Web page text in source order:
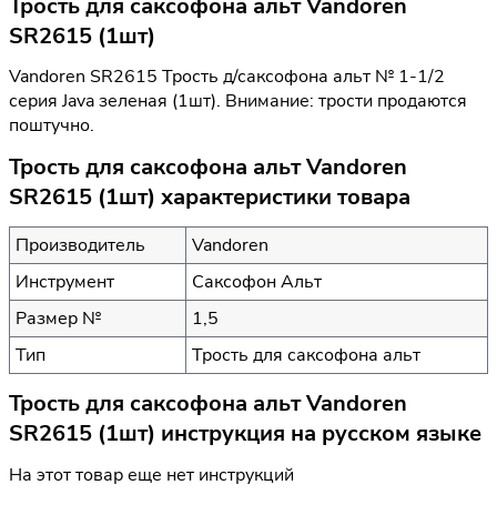
SR2615 (1шт)
Vandoren SR2615 Трость д/саксофона альт № 1-1/2
серия Java зеленая (1шт). Внимание: трости продаются
поштучно.
Трость для саксофона альт Vandoren
SR2615 (1шт) характеристики товара
Производитель
Vandoren
Инструмент
Саксофон Альт
Размер №
1,5
Тип
Трость для саксофона альт
Трость для саксофона альт Vandoren
SR2615 (1шт) инструкция на русском языке
На этот товар еще нет инструкций